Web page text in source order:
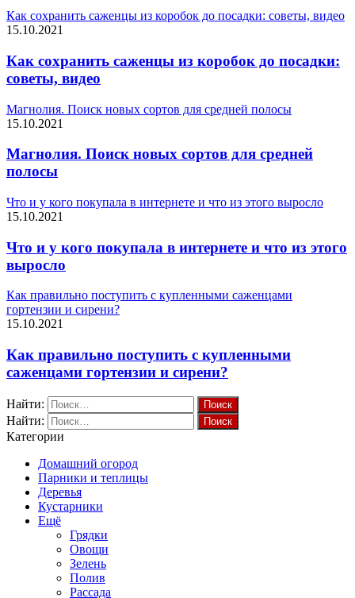
Как сохранить саженцы из коробок до посадки: советы, видео
15.10.2021
Как сохранить саженцы из коробок до посадки:
советы, видео
Магнолия. Поиск новых сортов для средней полосы
15.10.2021
Магнолия. Поиск новых сортов для средней
полосы
Что и у кого покупала в интернете и что из этого выросло
15.10.2021
Что и у кого покупала в интернете и что из этого
выросло
Как правильно поступить с купленными саженцами
гортензии и сирени?
15.10.2021
Как правильно поступить с купленными
саженцами гортензии и сирени?
Найти:
Найти:
Категории
Домашний огород
Парники и теплицы
Деревья
Кустарники
Ещё
Грядки
Овощи
Зелень
Полив
Рассада